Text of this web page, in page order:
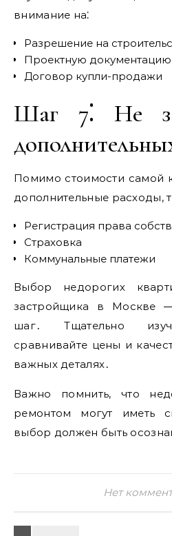
внимание на⁚
Разрешение на
Проектную документацию
Договор купли-продажи
Шаг 7⁚ Не
Помимо стоимости самой
дополнительные расходы,
Регистрация права
Страховка
Коммунальные платежи
Выбор недорогих
застройщика в Москве ―
шаг․ Тщательно
сравнивайте цены и
важных деталях․
Важно помнить, что
ремонтом могут иметь
выбор должен быть
Нет